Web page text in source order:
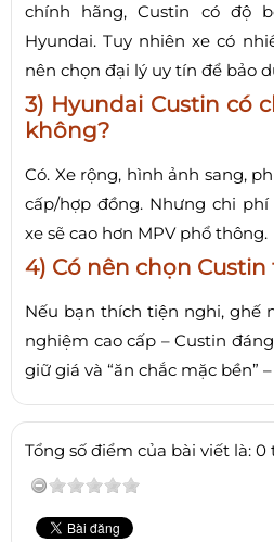
chính hãng, Custin có độ
Hyundai. Tuy nhiên xe có
nên chọn đại lý uy tín để bảo
3) Hyundai Custin có
không?
Có. Xe rộng, hình ảnh sang,
cấp/hợp đồng. Nhưng chi
xe sẽ cao hơn MPV phổ thông.
4) Có nên chọn
Nếu bạn thích tiện nghi, ghế
nghiệm cao cấp – Custin
giữ giá và “ăn chắc mặc bền”
Tổng số điểm của bài viết là: